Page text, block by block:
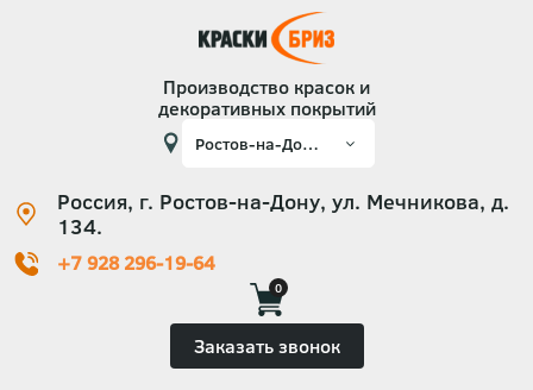
Производство красок и
декоративных покрытий
Россия, г. Ростов-на-Дону, ул. Мечникова, д.
134.
+7 928 296-19-64
0
Заказать звонок